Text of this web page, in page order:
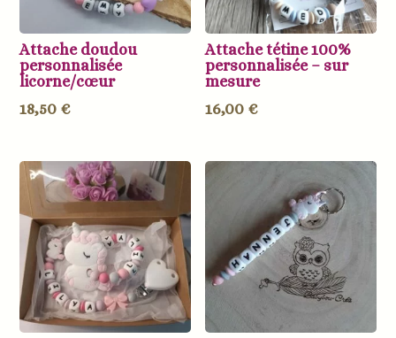
Attache doudou
personnalisée
licorne/cœur
18,50 €
Attache tétine 100%
personnalisée – sur
mesure
16,00 €